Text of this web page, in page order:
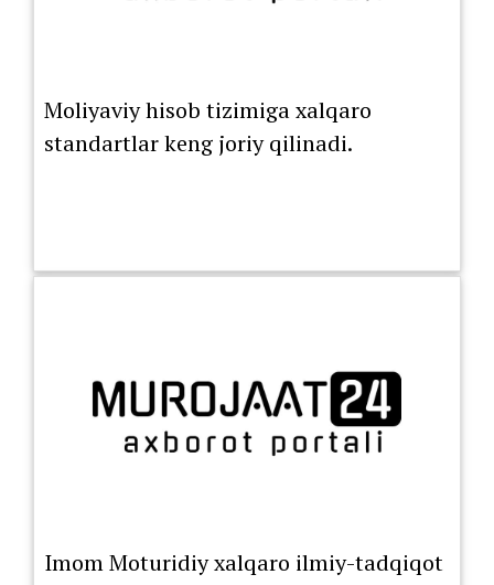
Moliyaviy hisob tizimiga xalqaro
standartlar keng joriy qilinadi.
Imom Moturidiy xalqaro ilmiy-tadqiqot